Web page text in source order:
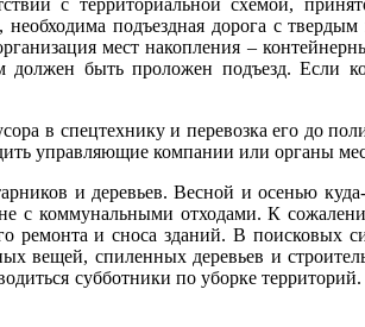
подъездная дорога с
мест накопления –
быть проложен подъезд. Если
в спецтехнику и перевозка его до
управляющие компании или органы
и деревьев. Весной и осенью
с коммунальными отходами. К
и сноса зданий. В поисковых
вещей, спиленных деревьев и
субботники по уборке